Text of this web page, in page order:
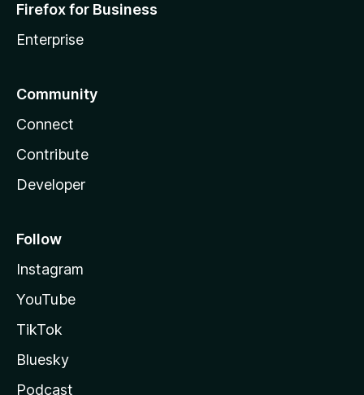
Firefox for Business
Enterprise
Community
Connect
Contribute
Developer
Follow
Instagram
YouTube
TikTok
Bluesky
Podcast